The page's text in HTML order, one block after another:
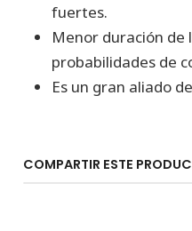
fuertes.
Menor duración de
probabilidades de
Es un gran aliado
COMPARTIR ESTE